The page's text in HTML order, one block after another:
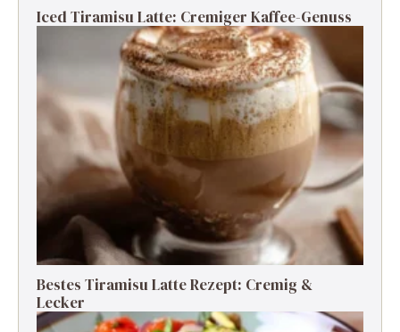
Iced Tiramisu Latte: Cremiger Kaffee-Genuss
Bestes Tiramisu Latte Rezept: Cremig &
Lecker